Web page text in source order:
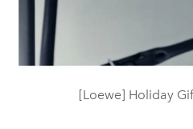
[Loewe] Holiday